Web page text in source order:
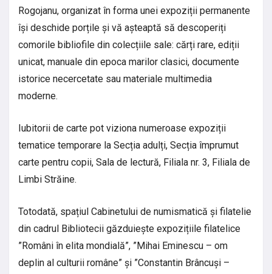
Rogojanu, organizat în forma unei expoziții permanente
își deschide porțile și vă așteaptă să descoperiți
comorile bibliofile din colecțiile sale: cărți rare, ediții
unicat, manuale din epoca marilor clasici, documente
istorice necercetate sau materiale multimedia
moderne.
Iubitorii de carte pot viziona numeroase expoziții
tematice temporare la Secția adulți, Secția împrumut
carte pentru copii, Sala de lectură, Filiala nr. 3, Filiala de
Limbi Străine.
Totodată, spațiul Cabinetului de numismatică și filatelie
din cadrul Bibliotecii găzduiește expozițiile filatelice
”Români în elita mondială”, ”Mihai Eminescu – om
deplin al culturii române” și ”Constantin Brâncuși –